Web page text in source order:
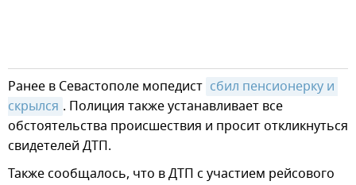
Ранее в Севастополе мопедист сбил пенсионерку и
скрылся . Полиция также устанавливает все
обстоятельства происшествия и просит откликнуться
свидетелей ДТП.
Также сообщалось, что в ДТП с участием рейсового